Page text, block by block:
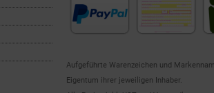
Aufgeführte Warenzeichen und
Eigentum ihrer jeweiligen Inhaber.